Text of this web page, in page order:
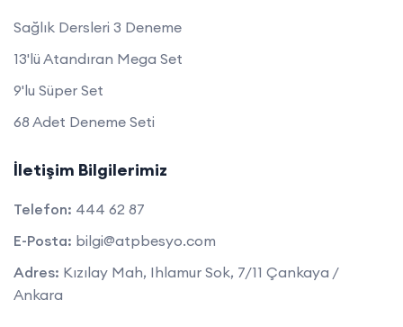
Sağlık Dersleri 3 Deneme
13'lü Atandıran Mega Set
9'lu Süper Set
68 Adet Deneme Seti
İletişim Bilgilerimiz
Telefon: 444 62 87
E-Posta: bilgi@atpbesyo.com
Adres: Kızılay Mah, Ihlamur Sok, 7/11 Çankaya /
Ankara